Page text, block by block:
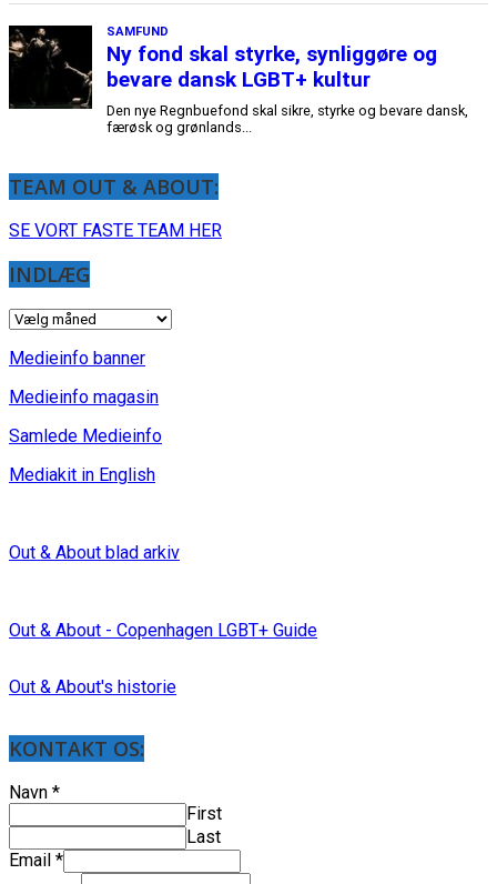
SAMFUND
Ny fond skal styrke, synliggøre og
bevare dansk LGBT+ kultur
Den nye Regnbuefond skal sikre, styrke og bevare dansk,
færøsk og grønlands...
TEAM OUT & ABOUT:
SE VORT FASTE TEAM HER
INDLÆG
INDLÆG
Medieinfo banner
Medieinfo magasin
Samlede Medieinfo
Mediakit in English
Out & About blad arkiv
Out & About - Copenhagen LGBT+ Guide
Out & About's historie
KONTAKT OS:
Navn *
First
Last
Email *